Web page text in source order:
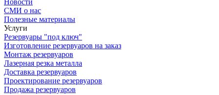
СМИ о нас
Полезные материалы
Услуги
Резервуары "под ключ"
Изготовление резервуаров на заказ
Монтаж резервуаров
Лазерная резка металла
Доставка резервуаров
Проектирование резервуаров
Продажа резервуаров